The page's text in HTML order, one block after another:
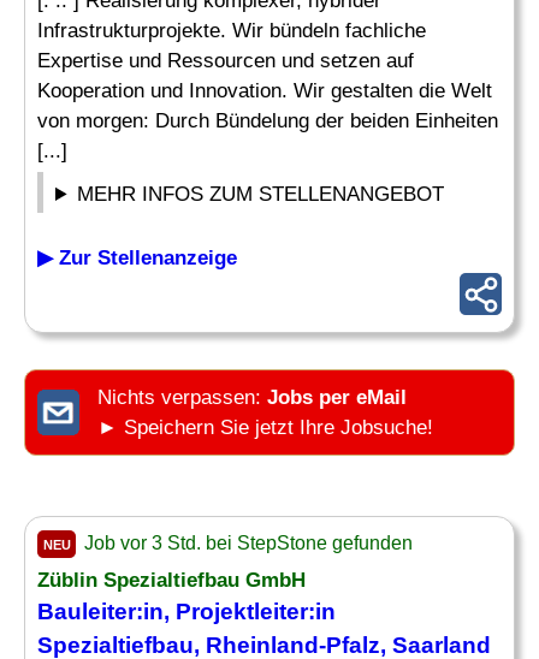
Infrastrukturprojekte. Wir bündeln fachliche
Expertise und Ressourcen und setzen auf
Kooperation und Innovation. Wir gestalten die Welt
von morgen: Durch Bündelung der beiden Einheiten
[...]
MEHR INFOS ZUM STELLENANGEBOT
▶ Zur Stellenanzeige
Nichts verpassen: Jobs per eMail
► Speichern Sie jetzt Ihre Jobsuche!
NEU Job vor 3 Std. bei StepStone gefunden
Züblin Spezialtiefbau GmbH
Bauleiter:in, Projektleiter:in
Spezialtiefbau, Rheinland-Pfalz, Saarland